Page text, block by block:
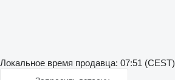
Локальное время продавца: 07:51 (CEST)